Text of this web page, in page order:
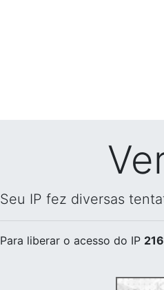
Seu IP fez diversas
Para liberar o acesso do IP